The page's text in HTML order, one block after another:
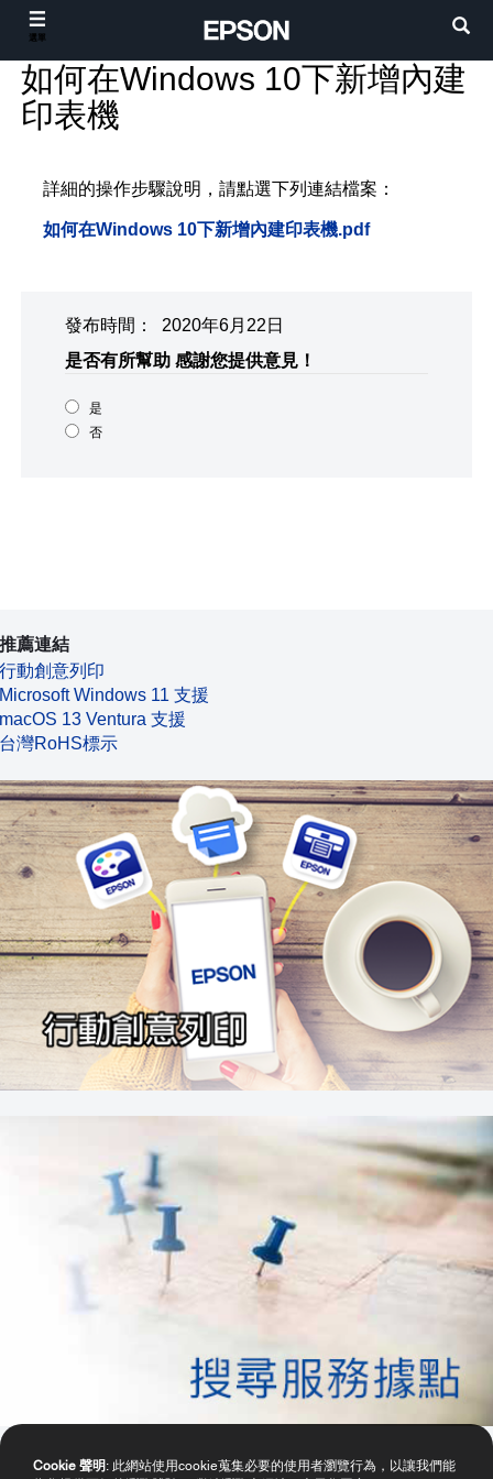
如何在Windows 10下新增內建
印表機
詳細的操作步驟說明，請點選下列連結檔案：
如何在Windows 10下新增內建印表機.pdf
發布時間： 2020年6月22日
是否有所幫助 感謝您提供意見！
是
否
推薦連結
行動創意列印
Microsoft Windows 11 支援
macOS 13 Ventura 支援
台灣RoHS標示
Cookie 聲明 : 此網站使用cookie蒐集必要的使用者瀏覽行為，以讓我們能